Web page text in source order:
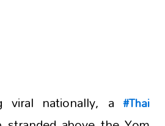
nationally, a #Thai